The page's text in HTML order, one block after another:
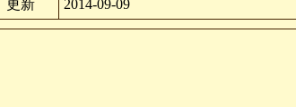
更新
2014-09-09